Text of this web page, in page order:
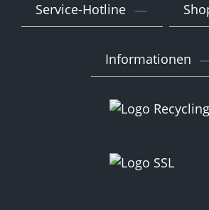
Service-Hotline
Informationen